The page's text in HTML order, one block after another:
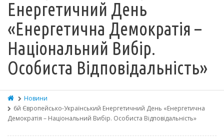
Енергетичний День
«Енергетична Демократія –
Національний Вибір.
Особиста Відповідальність»
Новини
6й Європейсько-Український Енергетичний День «Енергетична
Демократія – Національний Вибір. Особиста Відповідальність»